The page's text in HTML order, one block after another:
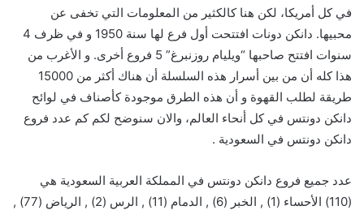
في كل أمريكا، لكن هنا كالكثير من المعلومات التي تخفى عن
محبيها. دانكن دونات افتتحت أول فرع لها سنة 1950 و في ظرف 4
سنوات افتتح صاحبها “ويليام روزنبرغ” 5 فروع أخرى. و الأغرب من
هذا كله أن من بين أسرار هذه السلسلة أن هناك أكثر من 15000
طريقة لطلب القهوة و أن هذه الطرق موجودة كأصناف في لوائح
دانكن دونتس في كل أنحاء العالم، والان سنوضح لكم كم عدد فروع
دانكن دونتس في السعودية .
عدد جميع فروع دانكن دونتس في المملكة العربية السعودية هي
(110) الأحساء (1) , الخبر (6) , الدمام (11) , الرس (2) , الرياض (77) ,